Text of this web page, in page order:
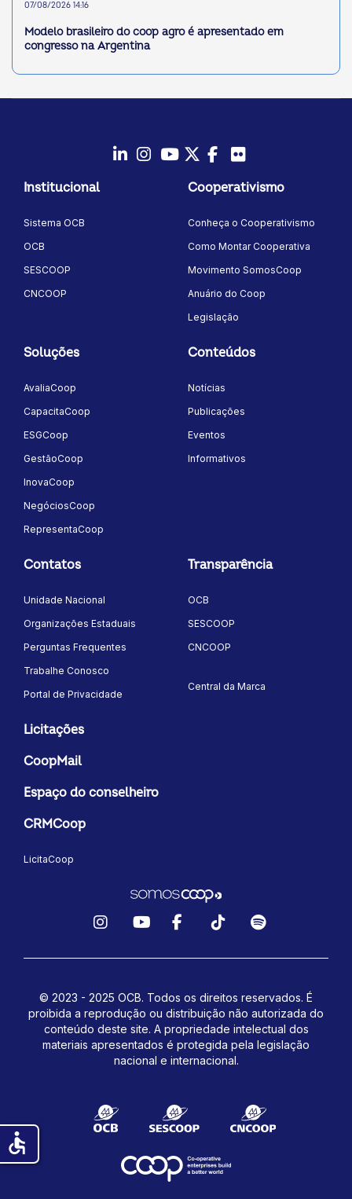
07/08/2026 14:16
Modelo brasileiro do coop agro é apresentado em
congresso na Argentina
Institucional
Sistema OCB
OCB
SESCOOP
CNCOOP
Cooperativismo
Conheça o Cooperativismo
Como Montar Cooperativa
Movimento SomosCoop
Anuário do Coop
Legislação
Soluções
AvaliaCoop
CapacitaCoop
ESGCoop
GestãoCoop
InovaCoop
NegóciosCoop
RepresentaCoop
Conteúdos
Notícias
Publicações
Eventos
Informativos
Contatos
Unidade Nacional
Organizações Estaduais
Perguntas Frequentes
Trabalhe Conosco
Portal de Privacidade
Transparência
OCB
SESCOOP
CNCOOP
Central da Marca
Licitações
CoopMail
Espaço do conselheiro
CRMCoop
LicitaCoop
© 2023 - 2025 OCB. Todos os direitos reservados. É
proibida a reprodução ou distribuição não autorizada do
conteúdo deste site. A propriedade intelectual dos
materiais apresentados é protegida pela legislação
nacional e internacional.
accessible